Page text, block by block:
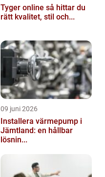
Tyger online så hittar du
rätt kvalitet, stil och...
09 juni 2026
Installera värmepump i
Jämtland: en hållbar
lösnin...